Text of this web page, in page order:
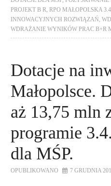
PROJEKT B R ,RPO MAŁOPOLSKA
INNOWACYJNYCH ROZWIĄZAŃ ,
WDRAŻANIE WYNIKÓW PRAC B+R
Dotacje na
Małopolsce.
aż 13,75 mln
programie
dla MŚP.
OPUBLIKOWANO 7 GRUDNIA